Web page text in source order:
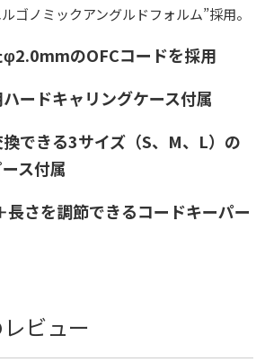
ゴノミックアングルドフォルム”採用。
のOFCコードを採用
ードキャリングケース付属
できる3サイズ（S、M、L）の
ス付属
さを調節できるコードキーパー
ビュー